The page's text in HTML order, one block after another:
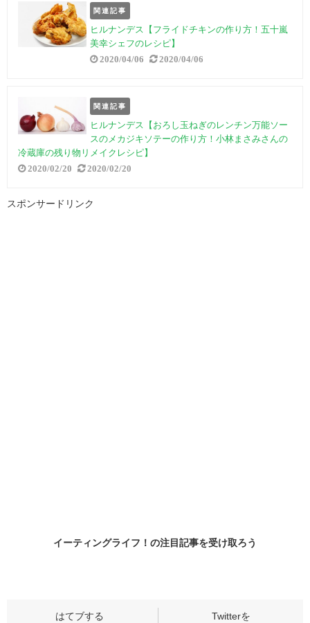
関連記事
ヒルナンデス【フライドチキンの作り方！五十嵐
美幸シェフのレシピ】
2020/04/06 2020/04/06
関連記事
ヒルナンデス【おろし玉ねぎのレンチン万能ソー
スのメカジキソテーの作り方！小林まさみさんの
冷蔵庫の残り物リメイクレシピ】
2020/02/20 2020/02/20
スポンサードリンク
イーティングライフ！の注目記事を受け取ろう